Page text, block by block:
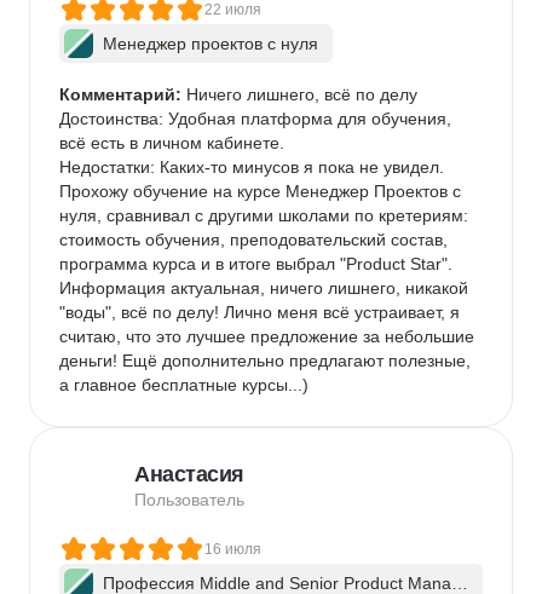
22 июля
Менеджер проектов с нуля
Комментарий: Ничего лишнего, всё по делу
Достоинства: Удобная платформа для обучения,
всё есть в личном кабинете.
Недостатки: Каких-то минусов я пока не увидел.
Прохожу обучение на курсе Менеджер Проектов с
нуля, сравнивал с другими школами по кретериям:
стоимость обучения, преподовательский состав,
программа курса и в итоге выбрал "Product Star".
Информация актуальная, ничего лишнего, никакой
"воды", всё по делу! Лично меня всё устраивает, я
считаю, что это лучшее предложение за небольшие
деньги! Ещё дополнительно предлагают полезные,
а главное бесплатные курсы...)
Анастасия
Пользователь
16 июля
Профессия Middle and Senior Product Manag